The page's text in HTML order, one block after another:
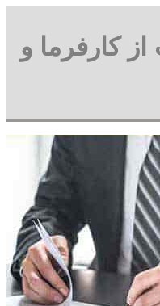
کارفرما و